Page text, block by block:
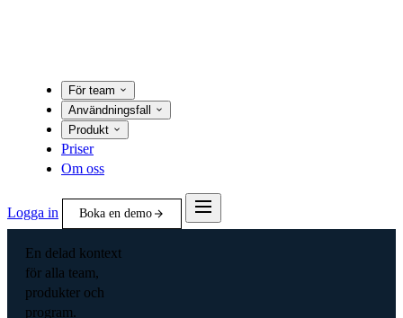
För team
Användningsfall
Produkt
Priser
Om oss
Logga in Boka en demo
En delad kontext
för alla team,
produkter och
program.